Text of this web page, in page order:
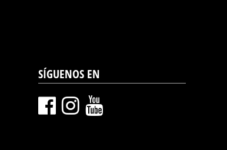
SÍGUENOS EN